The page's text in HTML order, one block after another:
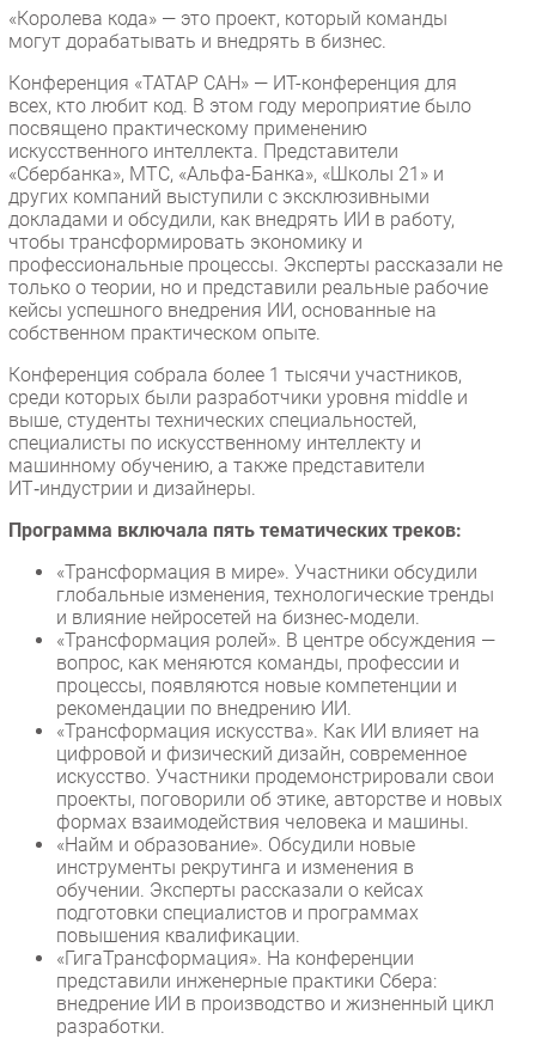
Проекты
IT класс
Тестовый стенд
Каталог компаний
«Королева кода» — это проект, который команды
могут дорабатывать и внедрять в бизнес.
Конференция «ТАТАР САН» — ИТ-конференция для
всех, кто любит код. В этом году мероприятие было
посвящено практическому применению
искусственного интеллекта. Представители
«Сбербанка», МТС, «Альфа-Банка», «Школы 21» и
других компаний выступили с эксклюзивными
докладами и обсудили, как внедрять ИИ в работу,
чтобы трансформировать экономику и
профессиональные процессы. Эксперты рассказали не
только о теории, но и представили реальные рабочие
кейсы успешного внедрения ИИ, основанные на
собственном практическом опыте.
Конференция собрала более 1 тысячи участников,
среди которых были разработчики уровня middle и
выше, студенты технических специальностей,
специалисты по искусственному интеллекту и
машинному обучению, а также представители
ИТ‑индустрии и дизайнеры.
Программа включала пять тематических треков:
«Трансформация в мире». Участники обсудили
глобальные изменения, технологические тренды
и влияние нейросетей на бизнес-модели.
«Трансформация ролей». В центре обсуждения —
вопрос, как меняются команды, профессии и
процессы, появляются новые компетенции и
рекомендации по внедрению ИИ.
«Трансформация искусства». Как ИИ влияет на
цифровой и физический дизайн, современное
искусство. Участники продемонстрировали свои
проекты, поговорили об этике, авторстве и новых
формах взаимодействия человека и машины.
«Найм и образование». Обсудили новые
инструменты рекрутинга и изменения в
обучении. Эксперты рассказали о кейсах
подготовки специалистов и программах
повышения квалификации.
«ГигаТрансформация». На конференции
представили инженерные практики Сбера:
внедрение ИИ в производство и жизненный цикл
разработки.